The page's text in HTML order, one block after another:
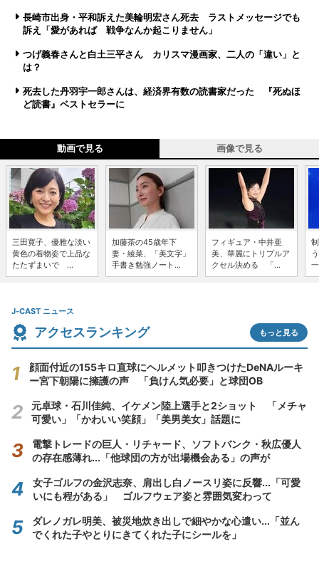
長崎市出身・平和訴えた美輪明宏さん死去 ラストメッセージでも
訴え「愛があれば 戦争なんか起こりません」
つげ義春さんと白土三平さん カリスマ漫画家、二人の「違い」と
は？
死去した丹羽宇一郎さんは、経済界有数の読書家だった 『死ぬほ
ど読書』ベストセラーに
動画で見る 画像で見る
三田寛子、優雅な淡い
黄色の着物姿で上品な
たたずまいで ...
加藤茶の45歳年下
妻・綾菜、「美文字」
手書き勉強ノート...
フィギュア・中井亜
美、華麗にトリプルア
クセル決める 「...
J-CAST ニュース
アクセスランキング もっと見る
顔面付近の155キロ直球にヘルメット叩きつけたDeNAルーキ
ー宮下朝陽に擁護の声 「負けん気必要」と球団OB
元卓球・石川佳純、イケメン陸上選手と2ショット 「メチャ
可愛い」「かわいい笑顔」「美男美女」話題に
電撃トレードの巨人・リチャード、ソフトバンク・秋広優人
の存在感薄れ...「他球団の方が出場機会ある」の声が
女子ゴルフの金沢志奈、肩出し白ノースリ姿に反響...「可愛
いにも程がある」 ゴルフウェア姿と雰囲気変わって
ダレノガレ明美、被災地炊き出しで細やかな心遣い...「並ん
でくれた子やとりにきてくれた子にシールを」